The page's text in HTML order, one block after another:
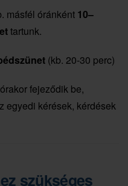
másfél óránként 10–
tartunk.
(kb. 20-30 perc)
órakor fejeződik be,
egyedi kérések, kérdések
szükséges